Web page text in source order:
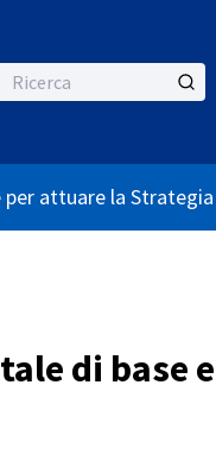
per attuare la
di base